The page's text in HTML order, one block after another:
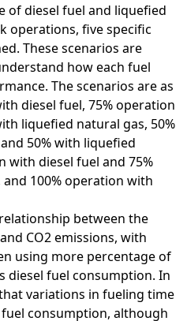
of diesel fuel and liquefied
operations, five specific
These scenarios are
how each fuel
The scenarios are as
diesel fuel, 75% operation
liquefied natural gas, 50%
50% with liquefied
with diesel fuel and 75%
100% operation with
between the
CO2 emissions, with
using more percentage of
diesel fuel consumption. In
variations in fueling time
consumption, although